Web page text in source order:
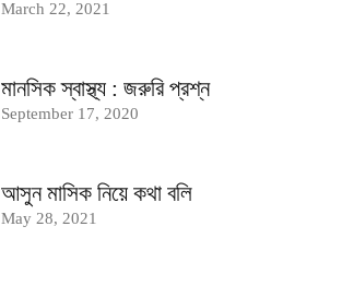
March 22, 2021
মানসিক স্বাস্থ্য : জরুরি প্রশ্ন
September 17, 2020
আসুন মাসিক নিয়ে কথা বলি
May 28, 2021